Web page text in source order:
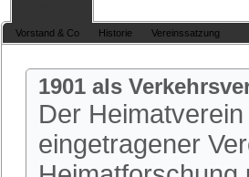
Vorstand & Co Historie Vereinssatzung
1901 als
Der
eingetragener